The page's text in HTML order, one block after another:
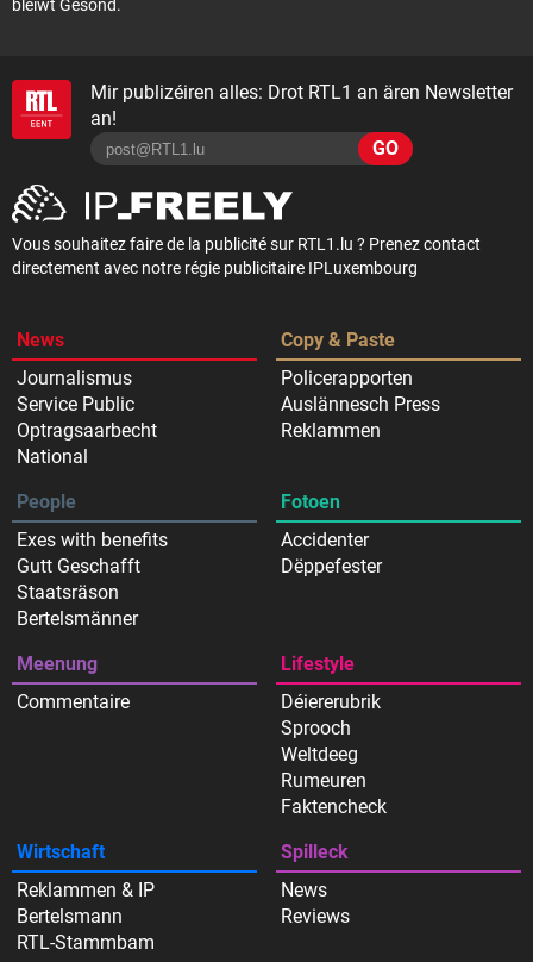
bléiwt Gesond.
Mir publizéiren alles: Drot RTL1 an ären Newsletter
an!
GO
Vous souhaitez faire de la publicité sur RTL1.lu ? Prenez contact
directement avec notre régie publicitaire IPLuxembourg
News
Journalismus
Service Public
Optragsaarbecht
National
Copy & Paste
Policerapporten
Auslännesch Press
Reklammen
People
Exes with benefits
Gutt Geschafft
Staatsräson
Bertelsmänner
Fotoen
Accidenter
Dëppefester
Meenung
Commentaire
Lifestyle
Déiererubrik
Sprooch
Weltdeeg
Rumeuren
Faktencheck
Wirtschaft
Reklammen & IP
Bertelsmann
RTL-Stammbam
Spilleck
News
Reviews